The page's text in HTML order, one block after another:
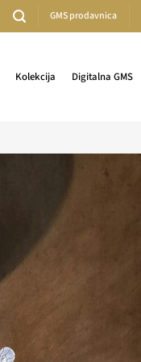
GMS prodavnica
Kolekcija Digitalna GMS